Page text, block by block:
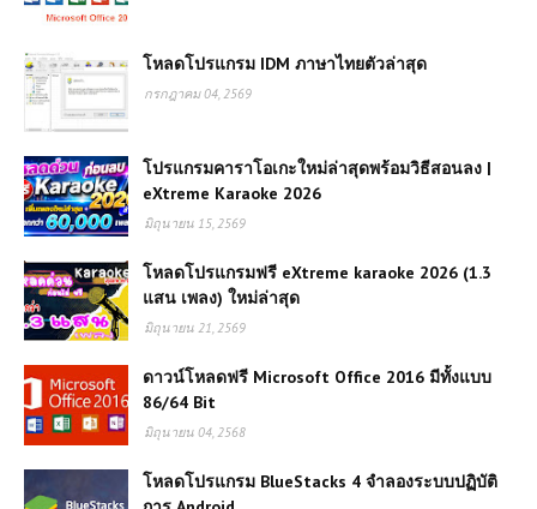
โหลดโปรแกรม IDM ภาษาไทยตัวล่าสุด
กรกฎาคม 04, 2569
โปรแกรมคาราโอเกะใหม่ล่าสุดพร้อมวิธีสอนลง |
eXtreme Karaoke 2026
มิถุนายน 15, 2569
โหลดโปรแกรมฟรี eXtreme karaoke 2026 (1.3
แสน เพลง) ใหม่ล่าสุด
มิถุนายน 21, 2569
ดาวน์โหลดฟรี Microsoft Office 2016 มีทั้งแบบ
86/64 Bit
มิถุนายน 04, 2568
โหลดโปรแกรม BlueStacks 4 จำลองระบบปฏิบัติ